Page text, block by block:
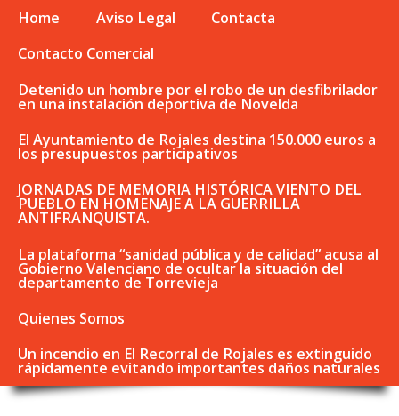
Home Aviso Legal
Contacta
Contacto Comercial
Detenido un hombre por el robo de un desfibrilador
en una instalación deportiva de Novelda
El Ayuntamiento de Rojales destina 150.000 euros a
los presupuestos participativos
JORNADAS DE MEMORIA HISTÓRICA VIENTO DEL
PUEBLO EN HOMENAJE A LA GUERRILLA
ANTIFRANQUISTA.
La plataforma “sanidad pública y de calidad” acusa al
Gobierno Valenciano de ocultar la situación del
departamento de Torrevieja
Quienes Somos
Un incendio en El Recorral de Rojales es extinguido
rápidamente evitando importantes daños naturales